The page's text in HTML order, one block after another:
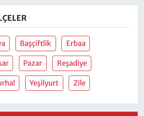
Başçiftlik Erbaa
Pazar Reşadiye
Yeşilyurt Zile